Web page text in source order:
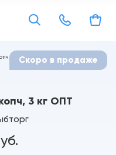
Скоро в продаже
3 кг ОПТ